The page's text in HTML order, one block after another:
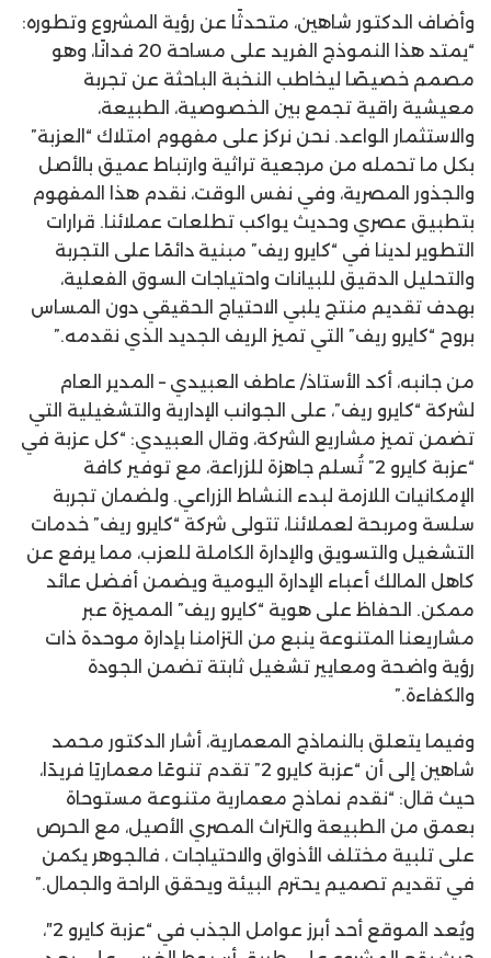
وأضاف الدكتور شاهين، متحدثًا عن رؤية المشروع وتطوره:
“يمتد هذا النموذج الفريد على مساحة 20 فدانًا، وهو
مصمم خصيصًا ليخاطب النخبة الباحثة عن تجربة
معيشية راقية تجمع بين الخصوصية، الطبيعة،
والاستثمار الواعد. نحن نركز على مفهوم امتلاك “العزبة”
بكل ما تحمله من مرجعية تراثية وارتباط عميق بالأصل
والجذور المصرية، وفي نفس الوقت، نقدم هذا المفهوم
بتطبيق عصري وحديث يواكب تطلعات عملائنا. قرارات
التطوير لدينا في “كايرو ريف” مبنية دائمًا على التجربة
والتحليل الدقيق للبيانات واحتياجات السوق الفعلية،
بهدف تقديم منتج يلبي الاحتياج الحقيقي دون المساس
بروح “كايرو ريف” التي تميز الريف الجديد الذي نقدمه.”
من جانبه، أكد الأستاذ/ عاطف العبيدي – المدير العام
لشركة “كايرو ريف”، على الجوانب الإدارية والتشغيلية التي
تضمن تميز مشاريع الشركة، وقال العبيدي: “كل عزبة في
“عزبة كايرو 2” تُسلم جاهزة للزراعة، مع توفير كافة
الإمكانيات اللازمة لبدء النشاط الزراعي. ولضمان تجربة
سلسة ومربحة لعملائنا، تتولى شركة “كايرو ريف” خدمات
التشغيل والتسويق والإدارة الكاملة للعزب، مما يرفع عن
كاهل المالك أعباء الإدارة اليومية ويضمن أفضل عائد
ممكن. الحفاظ على هوية “كايرو ريف” المميزة عبر
مشاريعنا المتنوعة ينبع من التزامنا بإدارة موحدة ذات
رؤية واضحة ومعايير تشغيل ثابتة تضمن الجودة
والكفاءة.”
وفيما يتعلق بالنماذج المعمارية، أشار الدكتور محمد
شاهين إلى أن “عزبة كايرو 2” تقدم تنوعًا معماريًا فريدًا،
حيث قال: “نقدم نماذج معمارية متنوعة مستوحاة
بعمق من الطبيعة والتراث المصري الأصيل، مع الحرص
على تلبية مختلف الأذواق والاحتياجات ، فالجوهر يكمن
في تقديم تصميم يحترم البيئة ويحقق الراحة والجمال.”
ويُعد الموقع أحد أبرز عوامل الجذب في “عزبة كايرو 2″،